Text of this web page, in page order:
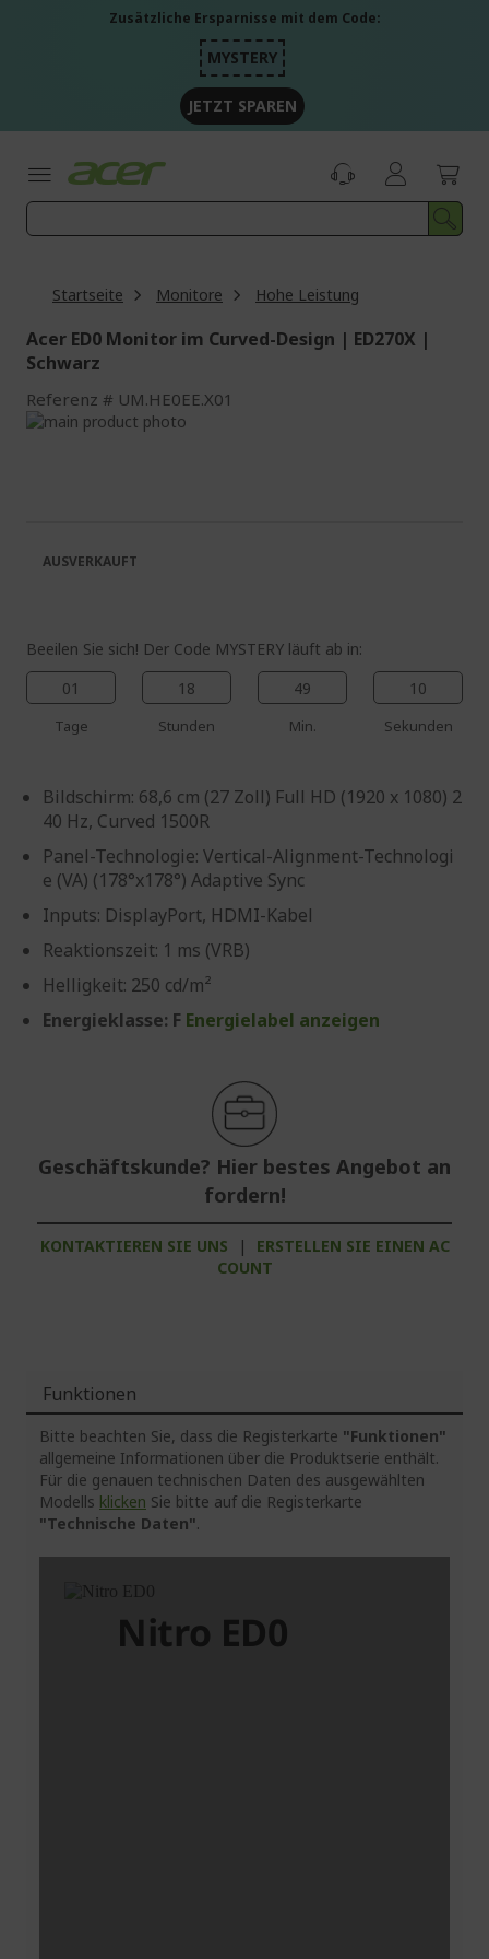
Zusätzliche Ersparnisse mit dem Code:
MYSTERY
JETZT SPAREN
Startseite Monitore Hohe Leistung
Acer ED0 Monitor im Curved-Design | ED270X |
Schwarz
Referenz UM.HE0EE.X01
Zum
Beeilen Sie sich! Der Code MYSTERY läuft ab in:
01
Tage
18
Stunden
49
Min.
10
Sekunden
Bildschirm: 68,6 cm (27 Zoll) Full HD (1920 x 1080) 2
40 Hz, Curved 1500R
Panel-Technologie: Vertical-Alignment-Technologi
e (VA) (178°x178°) Adaptive Sync
Inputs: DisplayPort, HDMI-Kabel
Reaktionszeit: 1 ms (VRB)
Helligkeit: 250 cd/m²
Energieklasse: F Energielabel anzeigen
Geschäftskunde? Hier bestes Angebot an
fordern!
KONTAKTIEREN SIE UNS |
ERSTELLEN SIE EINEN AC
COUNT
AUSVERKAUFT
Funktionen
Bitte beachten Sie, dass die Registerkarte "Funktionen"
allgemeine Informationen über die Produktserie enthält.
Für die genauen technischen Daten des ausgewählten
Modells klicken Sie bitte auf die Registerkarte
"Technische Daten".